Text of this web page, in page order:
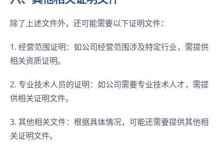
除了上述文件外，还可能需要以下证明文件：
1. 经营范围证明：如公司经营范围涉及特定行业，需提供
相关资质证明。
2. 专业技术人员的证明：如公司需要专业技术人才，需提
供相关证明文件。
3. 其他相关文件：根据具体情况，可能还需要提供其他相
关证明文件。